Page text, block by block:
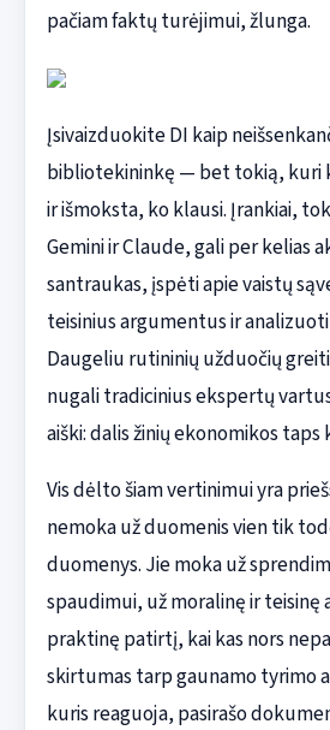
pačiam faktų turėjimui, žlunga.
Įsivaizduokite DI kaip
bibliotekininkę — bet tokią, kuri
ir išmoksta, ko klausi. Įrankiai,
Gemini ir Claude, gali per kelias
santraukas, įspėti apie vaistų
teisinius argumentus ir
Daugeliu rutininių užduočių
nugali tradicinius ekspertų
aiški: dalis žinių ekonomikos
Vis dėlto šiam vertinimui yra
nemoka už duomenis vien tik
duomenys. Jie moka už
spaudimui, už moralinę ir teisinę
praktinę patirtį, kai kas nors
skirtumas tarp gaunamo tyrimo
kuris reaguoja, pasirašo